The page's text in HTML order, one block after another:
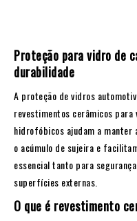
Proteção para vidro de
durabilidade
A proteção de vidros
revestimentos cerâmicos
hidrofóbicos ajudam a manter
o acúmulo de sujeira e
essencial tanto para
superfícies externas.
O que é revestimento